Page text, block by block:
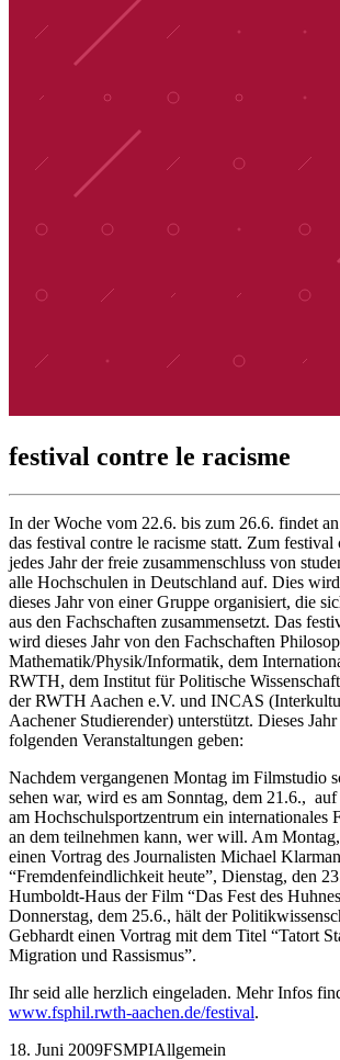
festival contre le racisme
In der Woche vom 22.6. bis zum 26.6. findet
das festival contre le racisme statt. Zum
jedes Jahr der freie zusammenschluss von
alle Hochschulen in Deutschland auf. Dies
dieses Jahr von einer Gruppe organisiert, die
aus den Fachschaften zusammensetzt. Das
wird dieses Jahr von den Fachschaften
Mathematik/Physik/Informatik, dem
RWTH, dem Institut für Politische
der RWTH Aachen e.V. und INCAS
Aachener Studierender) unterstützt. Dieses
folgenden Veranstaltungen geben:
Nachdem vergangenen Montag im Filmstudio
sehen war, wird es am Sonntag, dem 21.6.,
am Hochschulsportzentrum ein internationales
an dem teilnehmen kann, wer will. Am
einen Vortrag des Journalisten Michael
“Fremdenfeindlichkeit heute”, Dienstag, den
Humboldt-Haus der Film “Das Fest des
Donnerstag, dem 25.6., hält der
Gebhardt einen Vortrag mit dem Titel “Tatort
Migration und Rassismus”.
Ihr seid alle herzlich eingeladen. Mehr Infos
www.fsphil.rwth-aachen.de/festival.
18. Juni 2009FSMPIAllgemein